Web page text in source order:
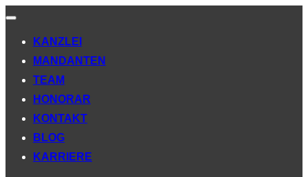
Navigation
KANZLEI
MANDANTEN
TEAM
HONORAR
KONTAKT
BLOG
KARRIERE